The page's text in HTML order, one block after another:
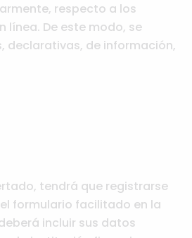
respecto a los
línea. De este modo, se
declarativas, de información,
tendrá que registrarse
formulario facilitado en la
incluir sus datos